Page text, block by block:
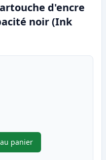
d'encre
noir (Ink
panier
,HP 305XL (3YM62AE)